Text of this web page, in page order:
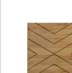
Estilos
Proyectos